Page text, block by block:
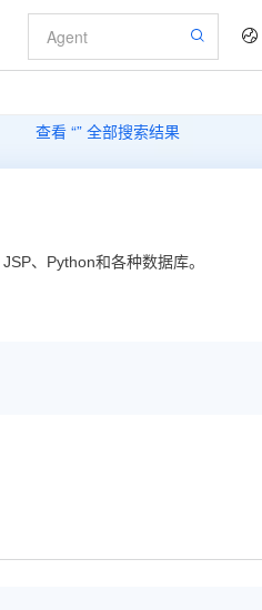
作伙伴 支持与服务 了解阿里云
查看 “” 全部搜索结果
、Python和各种数据库。